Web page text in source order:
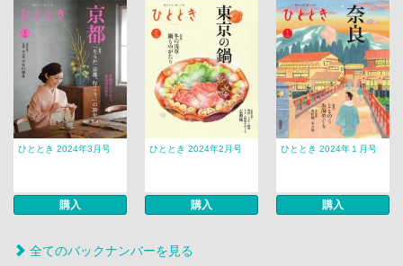
ひととき 2024年3月号
購入
ひととき 2024年2月号
購入
ひととき 2024年１月号
購入
全てのバックナンバーを見る